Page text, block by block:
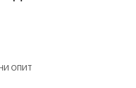
ОПИТ